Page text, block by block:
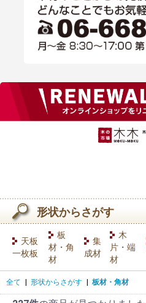
形状からさがす
天板
一枚板
板
材・角
材
集
成材
木
片・端
材
全て | 形状からさがす | 板材・角材